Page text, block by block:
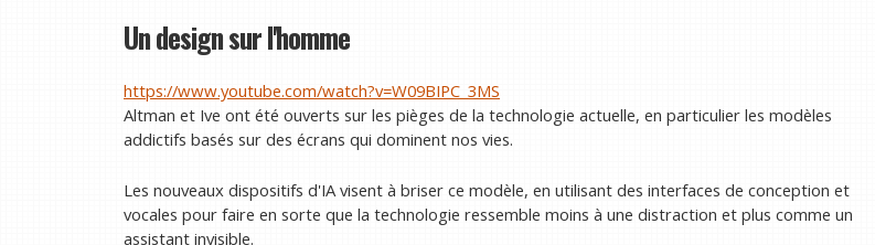
Un design sur l'homme
https://www.youtube.com/watch?v=W09BIPC_3MS
Altman et Ive ont été ouverts sur les pièges de la technologie actuelle, en particulier les modèles
addictifs basés sur des écrans qui dominent nos vies.
Les nouveaux dispositifs d'IA visent à briser ce modèle, en utilisant des interfaces de conception et
vocales pour faire en sorte que la technologie ressemble moins à une distraction et plus comme un
assistant invisible.